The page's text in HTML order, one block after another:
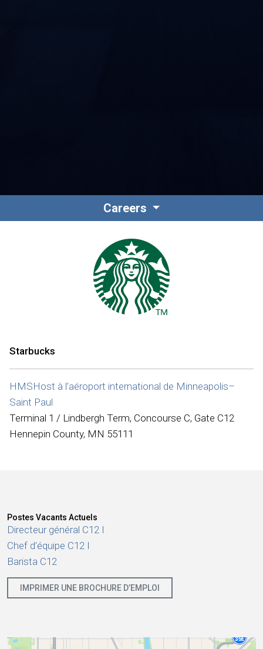
Amérique du Nord
Internationale
Careers
Starbucks
HMSHost à l’aéroport international de Minneapolis–
Saint Paul
Terminal 1 / Lindbergh Term, Concourse C, Gate C12
Hennepin County, MN 55111
Postes Vacants Actuels
Directeur général C12 I
Chef d'équipe C12 I
Barista C12
IMPRIMER UNE BROCHURE D’EMPLOI